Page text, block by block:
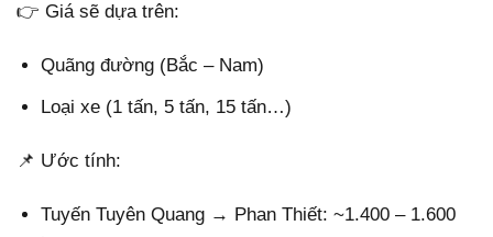
👉 Giá sẽ dựa trên:
Quãng đường (Bắc – Nam)
Loại xe (1 tấn, 5 tấn, 15 tấn…)
📌 Ước tính:
Tuyến Tuyên Quang → Phan Thiết: ~1.400 – 1.600